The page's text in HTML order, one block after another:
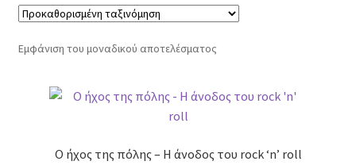
Συχνές Ερωτήσεις
Επικοινωνία
Εμφάνιση του μοναδικού αποτελέσματος
Ο ήχος της πόλης – Η άνοδος του rock ‘n’ roll